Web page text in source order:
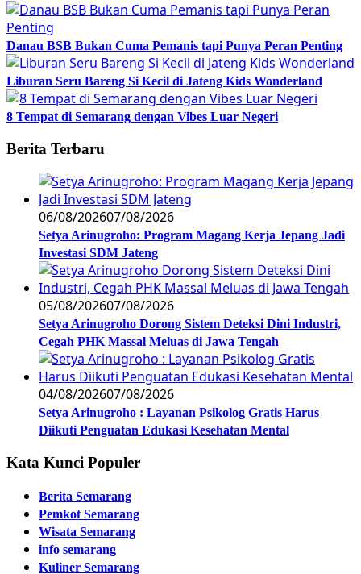
Danau BSB Bukan Cuma Pemanis tapi Punya Peran Penting
Liburan Seru Bareng Si Kecil di Jateng Kids Wonderland
8 Tempat di Semarang dengan Vibes Luar Negeri
Berita Terbaru
06/08/202607/08/2026
Setya Arinugroho: Program Magang Kerja Jepang Jadi
Investasi SDM Jateng
05/08/202607/08/2026
Setya Arinugroho Dorong Sistem Deteksi Dini Industri,
Cegah PHK Massal Meluas di Jawa Tengah
04/08/202607/08/2026
Setya Arinugroho : Layanan Psikolog Gratis Harus
Diikuti Penguatan Edukasi Kesehatan Mental
Kata Kunci Populer
Berita Semarang
Pemkot Semarang
Wisata Semarang
info semarang
Kuliner Semarang